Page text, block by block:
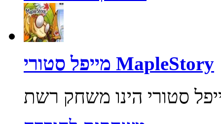
מייפל סטורי MapleStory